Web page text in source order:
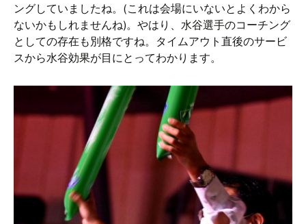
ングしていましたね。(これは会場にいないとよくわから
ないかもしれませんね)。やはり、水谷選手のコーチング
としての存在も別格ですね。タイムアウト直後のサービ
スから水谷効果が目にとってわかります。